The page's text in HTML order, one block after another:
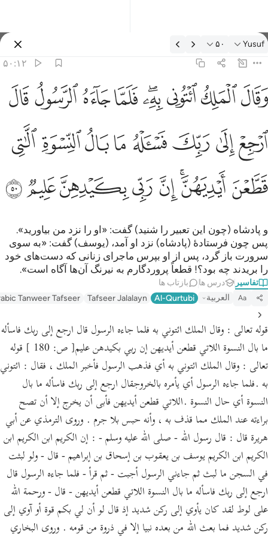
تفسیر: Yusuf ۵۰:۱۲
Yusuf ۵۰
۵۰:۱۲
وقال الملك ايتوني به فلما جاءه الرسول قال ارجع الى ربك فاساله ما
وَقَالَ ٱلْمَلِكُ ٱئْتُونِى بِهِۦ ۖ فَلَمَّا جَآءَهُ ٱلرَّسُولُ قَالَ ٱرْجِعْ إِلَىٰ رَبِّكَ
ﲙﲚﲛﲜﲝﲞﲟﲠﲡ
ﲢﲣﲤﲥ ﲦﲧﲨﲩ
ﲪﲫﲬﲭ ﲮﲯﲰﲱ
و پادشاه (چون این تعبیر را شنید) گفت: «او را نزد من بیاورید».
پس چون فرستادۀ (پادشاه) نزد او آمد، (یوسف) گفت: «به سوی
سرورت باز گرد، پس از او بپرس ماجرای زنانی که دست‌های خود
را بریدند چه بود؟! قطعاً پروردگارم به نیرنگ آن‌ها آگاه است».
تفاسیر درس ها بازتاب ها
Aa العربية Al-Qurtubi
Tafseer Jalalayn
Tanweer Tafseer
قوله تعالى : وقال الملك ائتوني به فلما جاءه الرسول قال ارجع إلى ربك فاسأله
ما بال النسوة اللاتي قطعن أيديهن إن ربي بكيدهن عليم[ ص: 180 ] قوله
تعالى : وقال الملك ائتوني به أي فذهب الرسول فأخبر الملك ، فقال : ائتوني
به .فلما جاءه الرسول أي يأمره بالخروجقال ارجع إلى ربك فاسأله ما بال
النسوة أي حال النسوة .اللاتي قطعن أيديهن فأبى أن يخرج إلا أن تصح
براءته عند الملك مما قذف به ، وأنه حبس بلا جرم . وروى الترمذي عن أبي
هريرة قال : قال رسول الله - صلى الله عليه وسلم - : إن الكريم ابن الكريم ابن
الكريم ابن الكريم يوسف بن يعقوب بن إسحاق بن إبراهيم - قال - ولو لبثت
في السجن ما لبث ثم جاءني الرسول أجبت - ثم قرأ - فلما جاءه الرسول قال
ارجع إلى ربك فاسأله ما بال النسوة اللاتي قطعن أيديهن - قال - ورحمة الله
على لوط لقد كان يأوي إلى ركن شديد إذ قال لو أن لي بكم قوة أو آوي إلى
ركن شديد فما بعث الله من بعده نبيا إلا في ذروة من قومه . وروى البخاري